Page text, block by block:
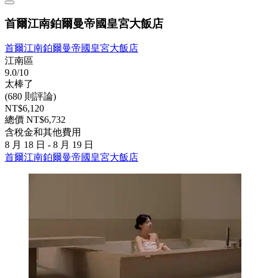
首爾江南鉑爾曼帝國皇宮大飯店
首爾江南鉑爾曼帝國皇宮大飯店
江南區
9.0/10
太棒了
(680 則評論)
NT$6,120
總價 NT$6,732
含稅金和其他費用
8 月 18 日 - 8 月 19 日
首爾江南鉑爾曼帝國皇宮大飯店